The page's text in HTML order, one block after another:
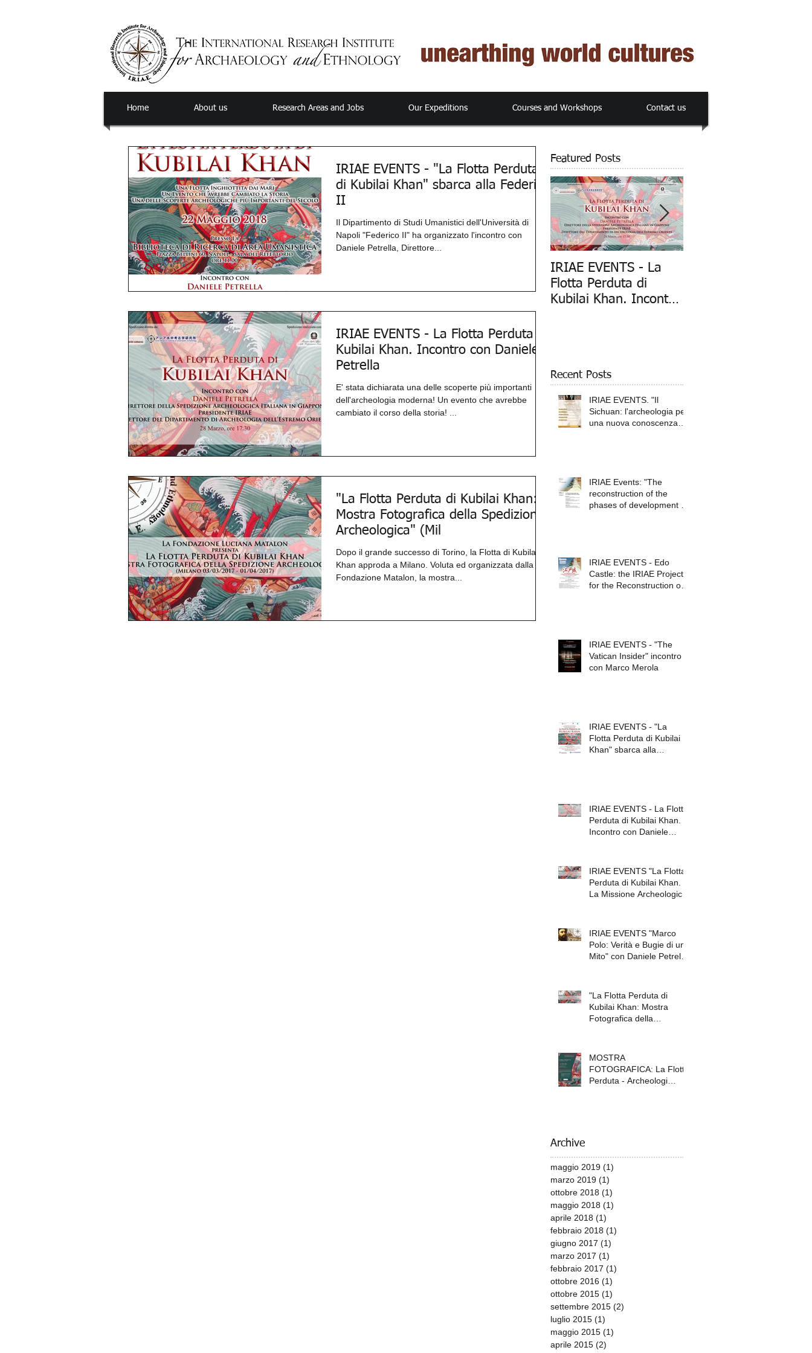
Home About us Research Areas and Jobs Our Expeditions Courses and Workshops Contact us
IRIAE EVENTS - "La Flotta Perduta
di Kubilai Khan" sbarca alla Federico
II
Il Dipartimento di Studi Umanistici dell'Università di
Napoli "Federico II" ha organizzato l'incontro con
Daniele Petrella, Direttore...
IRIAE EVENTS - La Flotta Perduta di
Kubilai Khan. Incontro con Daniele
Petrella
E' stata dichiarata una delle scoperte più importanti
dell'archeologia moderna! Un evento che avrebbe
cambiato il corso della storia! ...
"La Flotta Perduta di Kubilai Khan:
Mostra Fotografica della Spedizione
Archeologica" (Mil
Dopo il grande successo di Torino, la Flotta di Kubilai
Khan approda a Milano. Voluta ed organizzata dalla
Fondazione Matalon, la mostra...
Featured Posts
IRIAE EVENTS - La
Flotta Perduta di
Kubilai Khan. Incontro
Recent Posts
IRIAE EVENTS. "Il
Sichuan: l'archeologia per
una nuova conoscenza
IRIAE Events: "The
reconstruction of the
phases of development of
IRIAE EVENTS - Edo
Castle: the IRIAE Project
for the Reconstruction of
IRIAE EVENTS - "The
Vatican Insider" incontro
con Marco Merola
IRIAE EVENTS - "La
Flotta Perduta di Kubilai
Khan" sbarca alla
IRIAE EVENTS - La Flotta
Perduta di Kubilai Khan.
Incontro con Daniele
IRIAE EVENTS "La Flotta
Perduta di Kubilai Khan.
La Missione Archeologica
IRIAE EVENTS "Marco
Polo: Verità e Bugie di un
Mito" con Daniele Petrella
"La Flotta Perduta di
Kubilai Khan: Mostra
Fotografica della
MOSTRA
FOTOGRAFICA: La Flotta
Perduta - Archeologi
Archive
maggio 2019 (1)
marzo 2019 (1)
ottobre 2018 (1)
maggio 2018 (1)
aprile 2018 (1)
febbraio 2018 (1)
giugno 2017 (1)
marzo 2017 (1)
febbraio 2017 (1)
ottobre 2016 (1)
ottobre 2015 (1)
settembre 2015 (2)
luglio 2015 (1)
maggio 2015 (1)
aprile 2015 (2)